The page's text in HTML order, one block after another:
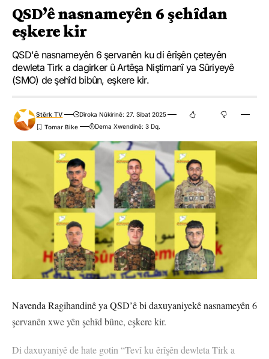
QSD’ê nasnameyên 6 şehîdan
eşkere kir
QSD'ê nasnameyên 6 şervanên ku di êrîşên çeteyên
dewleta Tirk a dagirker û Artêşa Niştimanî ya Sûriyeyê
(SMO) de şehîd bibûn, eşkere kir.
Stêrk TV
Dîroka Nûkirinê: 27. Sibat 2025
Dema Xwendinê: 3 Dq.
Navenda Ragihandinê ya QSD’ê bi daxuyaniyekê nasnameyên 6
şervanên xwe yên şehîd bûne, eşkere kir.
Di daxuyaniyê de hate gotin “Tevî ku êrîşên dewleta Tirk a